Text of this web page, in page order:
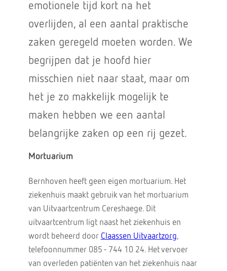
emotionele tijd kort na het
overlijden, al een aantal praktische
zaken geregeld moeten worden. We
begrijpen dat je hoofd hier
misschien niet naar staat, maar om
het je zo makkelijk mogelijk te
maken hebben we een aantal
belangrijke zaken op een rij gezet.
Mortuarium
Bernhoven heeft geen eigen mortuarium. Het
ziekenhuis maakt gebruik van het mortuarium
van Uitvaartcentrum Cereshaege. Dit
uitvaartcentrum ligt naast het ziekenhuis en
wordt beheerd door Claassen Uitvaartzorg,
telefoonnummer 085 - 744 10 24. Het vervoer
van overleden patiënten van het ziekenhuis naar